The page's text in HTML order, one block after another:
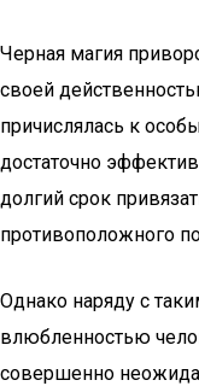
Черная магия
своей
причислялась к
достаточно
долгий срок
противоположного
Однако наряду с
влюбленностью
совершенно